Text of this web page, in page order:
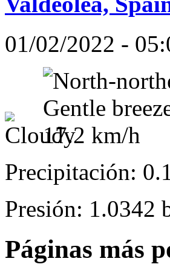
01/02/2022 -
Precipitación:
Presión: 1.0342
Páginas más